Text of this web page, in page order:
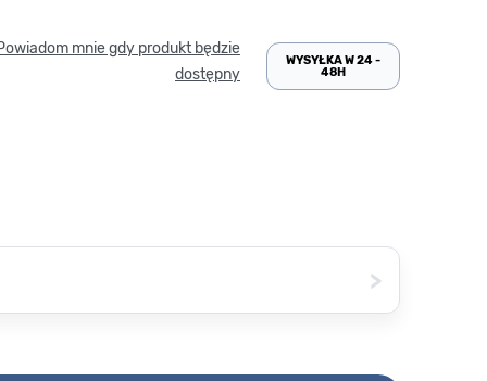
mnie gdy produkt będzie
dostępny
WYSYŁKA W 24 -
48H
>